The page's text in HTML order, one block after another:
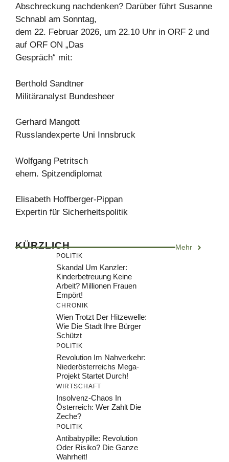
Abschreckung nachdenken? Darüber führt Susanne
Schnabl am Sonntag,
dem 22. Februar 2026, um 22.10 Uhr in ORF 2 und
auf ORF ON „Das
Gespräch“ mit:
Berthold Sandtner
Militäranalyst Bundesheer
Gerhard Mangott
Russlandexperte Uni Innsbruck
Wolfgang Petritsch
ehem. Spitzendiplomat
Elisabeth Hoffberger-Pippan
Expertin für Sicherheitspolitik
KÜRZLICH Mehr
POLITIK
Skandal Um Kanzler:
Kinderbetreuung Keine
Arbeit? Millionen Frauen
Empört!
CHRONIK
Wien Trotzt Der Hitzewelle:
Wie Die Stadt Ihre Bürger
Schützt
POLITIK
Revolution Im Nahverkehr:
Niederösterreichs Mega-
Projekt Startet Durch!
WIRTSCHAFT
Insolvenz-Chaos In
Österreich: Wer Zahlt Die
Zeche?
POLITIK
Antibabypille: Revolution
Oder Risiko? Die Ganze
Wahrheit!